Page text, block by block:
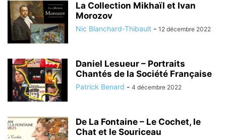
La Collection Mikhaïl et Ivan
Morozov
Nic Blanchard-Thibault - 12 décembre 2022
Daniel Lesueur – Portraits
Chantés de la Société Française
Patrick Benard - 4 décembre 2022
De La Fontaine – Le Cochet, le
Chat et le Souriceau